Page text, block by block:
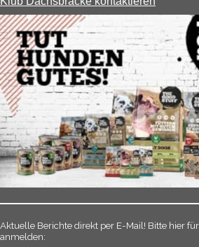
Aktuelle Berichte direkt per E-Mail! Bitte hier
anmelden: